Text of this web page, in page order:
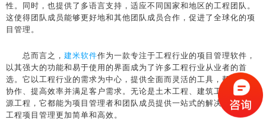
性。同时，也提供了多语言支持，适应不同国家和地区的工程团队。
这使得团队成员能够更好地和其他团队成员合作，促进了全球化的项
目管理。
总而言之， 建米软件作为一款专注于工程行业的项目管理软件，
以其强大的功能和易于使用的界面成为了许多工程行业从业者的首
选。它以工程行业的需求为中心，提供全面而灵活的工具，帮助团队
协作、提高效率并满足客户需求。无论是土木工程、建筑工程还是能
源工程，它都能为项目管理者和团队成员提供一站式的解决方案，让
工程项目管理更加简单和高效。